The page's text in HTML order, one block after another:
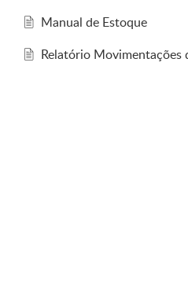
Manual de Estoque
Relatório Movimentações